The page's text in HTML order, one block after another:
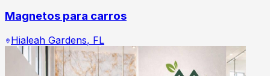
Magnetos para carros
Hialeah Gardens, FL